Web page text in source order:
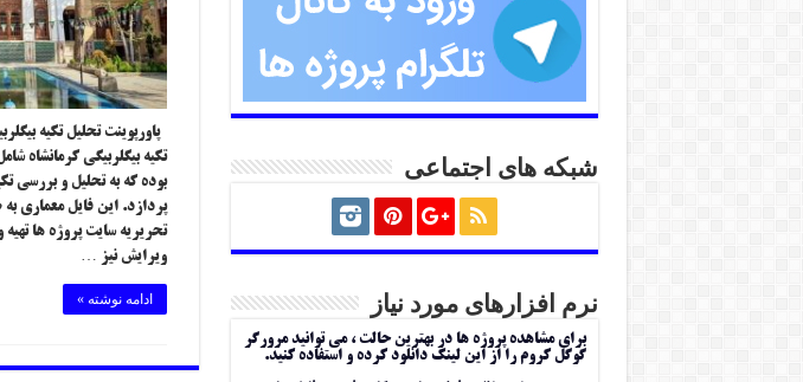
پاورپوینت تحلیل تکیه
بوده که به تحلیل و بررسی
پردازد. این فایل معماری
تحریریه سایت پروژه ها
ویرایش نیز …
ادامه نوشته »
شبکه های اجتماعی
نرم افزارهای مورد نیاز
برای مشاهده پروژه ها در بهترین حالت ، می توانید مرورگر
گوگل کروم را از این لینک دانلود کرده و استفاده کنید.